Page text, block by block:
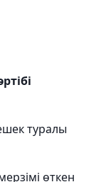
туралы
өткен